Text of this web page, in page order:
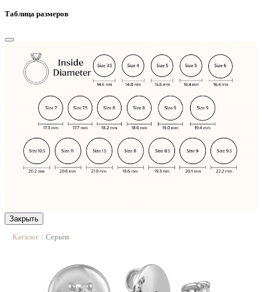
Таблица размеров
Закрыть
Каталог | Серьги